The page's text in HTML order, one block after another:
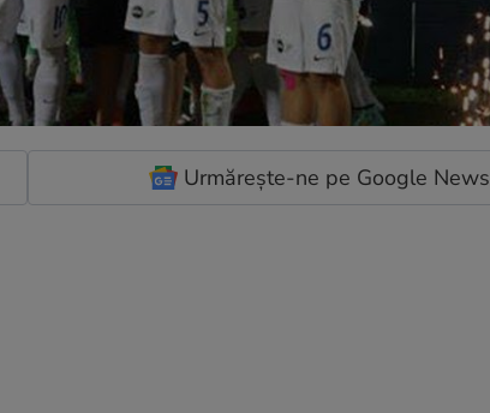
Urmărește-ne pe Google News